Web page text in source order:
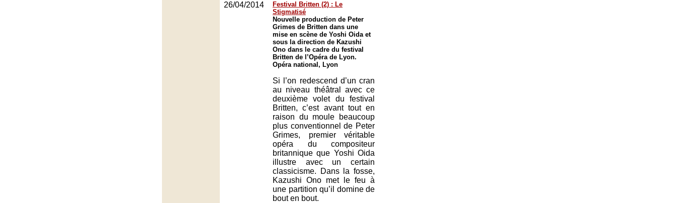
26/04/2014
Festival Britten (2) : Le
Stigmatisé
Nouvelle production de Peter
Grimes de Britten dans une
mise en scène de Yoshi Oida et
sous la direction de Kazushi
Ono dans le cadre du festival
Britten de l’Opéra de Lyon.
Opéra national, Lyon
Si l’on redescend d’un cran
au niveau théâtral avec ce
deuxième volet du festival
Britten, c’est avant tout en
raison du moule beaucoup
plus conventionnel de Peter
Grimes, premier véritable
opéra du compositeur
britannique que Yoshi Oida
illustre avec un certain
classicisme. Dans la fosse,
Kazushi Ono met le feu à
une partition qu’il domine de
bout en bout.